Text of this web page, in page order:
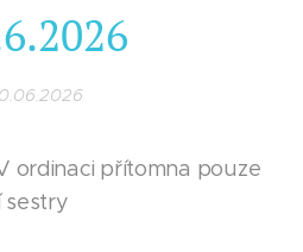
ordinaci přítomna pouze
sestry